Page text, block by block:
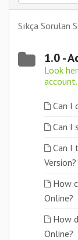
Sıkça Sorulan
1.0 -
Look
account.
Can I
Can I
Can I
Version?
How
Online?
How
Online?